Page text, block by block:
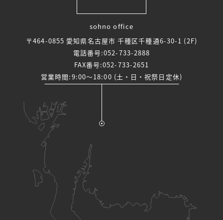
sohno office
〒464-0855 愛知県名古屋市 千種区千種通6-30-1 (2F)
電話番号:052-733-2888
FAX番号:052-733-2651
営業時間:9:00～18:00 (土・日・祝祭日定休)